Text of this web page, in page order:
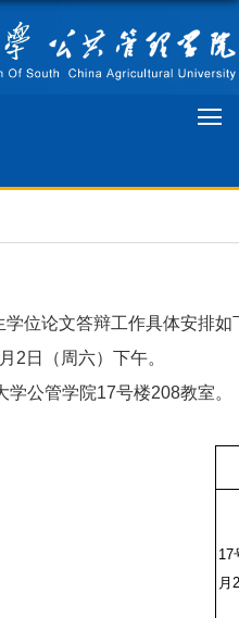
学位论文答辩工作具体安排如
月 2 日（周六）下午。
学公管学院17号楼208教室。
17
月 2